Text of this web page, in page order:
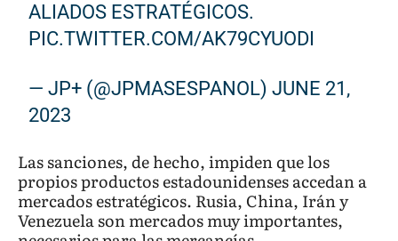
ALIADOS ESTRATÉGICOS.
PIC.TWITTER.COM/AK79CYUODI
— JP+ (@JPMASESPANOL)JUNE 21,
2023
Las sanciones, de hecho, impiden que los
propios productos estadounidenses accedan a
mercados estratégicos. Rusia, China, Irán y
Venezuela son mercados muy importantes,